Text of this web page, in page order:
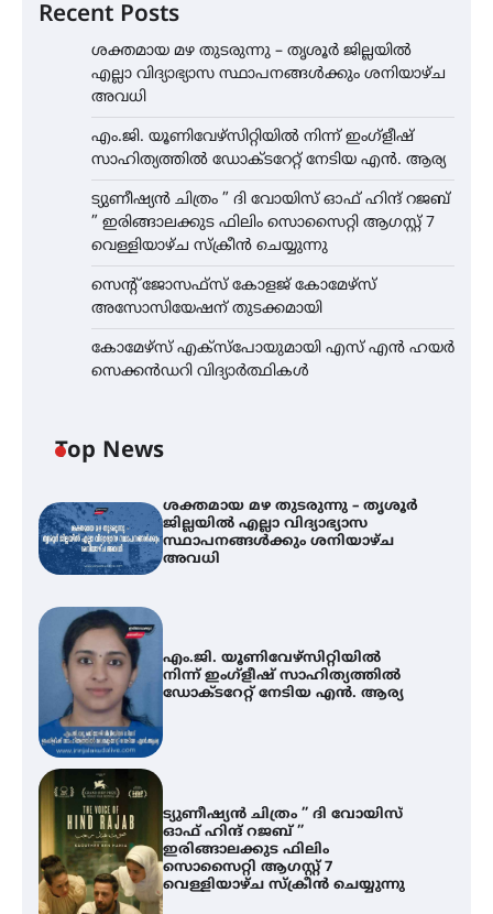
Recent Posts
ശക്തമായ മഴ തുടരുന്നു – തൃശൂർ ജില്ലയിൽ
എല്ലാ വിദ്യാഭ്യാസ സ്ഥാപനങ്ങൾക്കും ശനിയാഴ്ച
അവധി
എം.ജി. യൂണിവേഴ്‌സിറ്റിയിൽ നിന്ന് ഇംഗ്ളീഷ്
സാഹിത്യത്തിൽ ഡോക്ടറേറ്റ് നേടിയ എൻ. ആര്യ
ട്യുണീഷ്യൻ ചിത്രം ” ദി വോയിസ് ഓഫ് ഹിന്ദ് റജബ്
” ഇരിങ്ങാലക്കുട ഫിലിം സൊസൈറ്റി ആഗസ്റ്റ് 7
വെള്ളിയാഴ്ച സ്‌ക്രീൻ ചെയ്യുന്നു
സെന്റ് ജോസഫ്സ് കോളജ് കോമേഴ്‌സ്
അസോസിയേഷന് തുടക്കമായി
കോമേഴ്സ് എക്സ്പോയുമായി എസ് എൻ ഹയർ
സെക്കൻഡറി വിദ്യാർത്ഥികൾ
Top News
ശക്തമായ മഴ തുടരുന്നു – തൃശൂർ
ജില്ലയിൽ എല്ലാ വിദ്യാഭ്യാസ
സ്ഥാപനങ്ങൾക്കും ശനിയാഴ്ച
അവധി
എം.ജി. യൂണിവേഴ്‌സിറ്റിയിൽ
നിന്ന് ഇംഗ്ളീഷ് സാഹിത്യത്തിൽ
ഡോക്ടറേറ്റ് നേടിയ എൻ. ആര്യ
ട്യുണീഷ്യൻ ചിത്രം ” ദി വോയിസ്
ഓഫ് ഹിന്ദ് റജബ് ”
ഇരിങ്ങാലക്കുട ഫിലിം
സൊസൈറ്റി ആഗസ്റ്റ് 7
വെള്ളിയാഴ്ച സ്‌ക്രീൻ ചെയ്യുന്നു